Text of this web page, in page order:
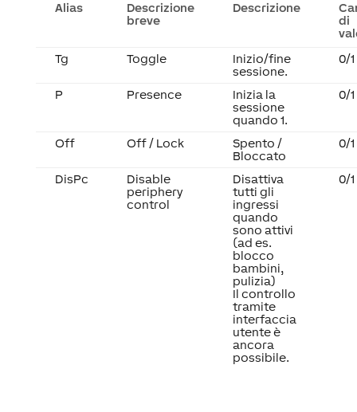
Alias
Descrizione
breve
Descrizione
di
Tg
Toggle
Inizio/fine
sessione.
0/1
P Presence
Inizia la
sessione
quando 1.
0/1
Off Off / Lock
Spento /
Bloccato
0/1
DisPc
Disable
periphery
control
Disattiva
tutti gli
ingressi
quando
sono attivi
(ad es.
blocco
bambini,
pulizia)
Il controllo
tramite
interfaccia
utente è
ancora
possibile.
0/1